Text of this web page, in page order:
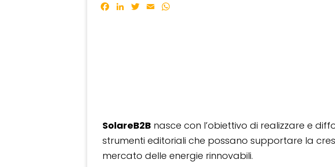
Facebook
LinkedInTwitter
Email
SolareB2B nasce con l’obiettivo di realizzare e
strumenti editoriali che possano supportare la
mercato delle energie rinnovabili.